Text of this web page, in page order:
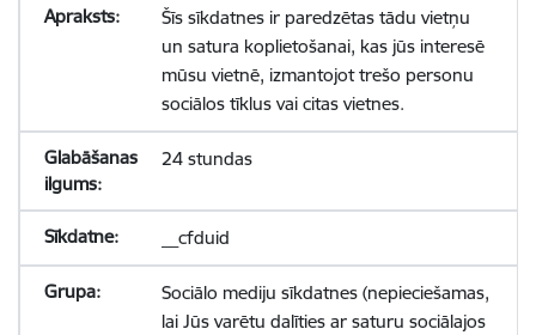
Šīs sīkdatnes ir paredzētas tādu vietņu
un satura koplietošanai, kas jūs interesē
mūsu vietnē, izmantojot trešo personu
sociālos tīklus vai citas vietnes.
24 stundas
__cfduid
Sociālo mediju sīkdatnes (nepieciešamas,
lai Jūs varētu dalīties ar saturu sociālajos